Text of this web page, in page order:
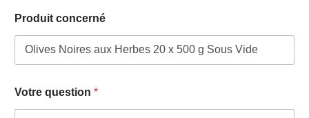
-
m
a
d
r
Produit concerné
Votre question *